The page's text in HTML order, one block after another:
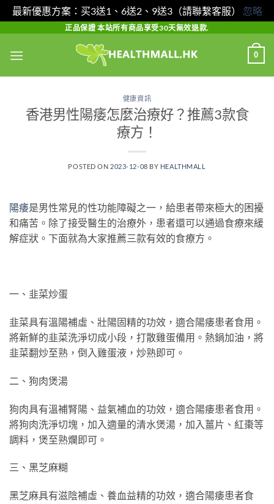
最新優惠方案：买3送1、6送2、9送3（請聯繫客服） 忽略
content
正品保證 本站所有商品享受30天無效退款.
0
健康資訊
香港男性陽痿怎麼治療好？推薦3款食
療方！
POSTED ON 2023-12-08 BY HEALTHMALL
陽痿是男性常見的性功能障礙之一，給患者帶來極大的困擾
和痛苦。除了接受醫生的治療外，患者還可以通過食療來緩
解症狀。下面就為大家推薦三款有效的食療方。
一、韭菜炒蛋
韭菜具有溫陽補虛、壯陽固精的功效，適合陽痿患者食用。
將新鮮的韭菜洗淨切成小段，打散雞蛋備用。熱鍋加油，將
韭菜翻炒至熟，倒入雞蛋液，炒熟即可。
二、狗肉煲湯
狗肉具有溫補腎陽、益氣補血的功效，適合陽痿患者食用。
將狗肉洗淨切塊，加入適量的清水煲湯，加入薑片、紅棗等
調料，煲至熟爛即可。
三、黑芝麻糊
黑芝麻具有滋陰補虛、養血益精的功效，適合陽痿患者食